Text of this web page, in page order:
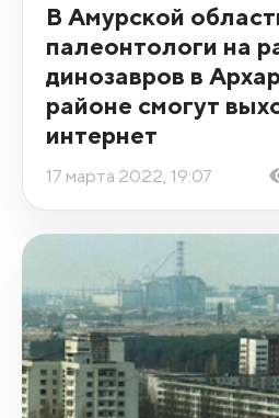
В Амурской
палеонтологи на
динозавров в
районе смогут
интернет
17 марта 2022, 19:07